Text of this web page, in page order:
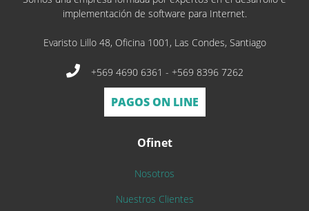
implementación de software para Internet.
Evaristo Lillo 48, Oficina 1001, Las Condes, Santiago
+569 4690 6361 - +569 8396 7262
PAGOS ON LINE
Ofinet
Nosotros
Nuestros Clientes